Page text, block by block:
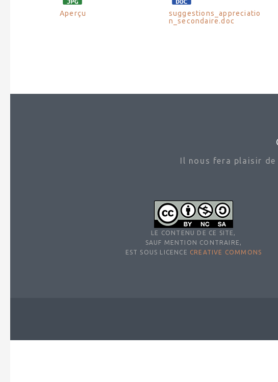
Aperçu
suggestions_appreciatio
n_secondaire.doc
Il nous fera plaisir de
LE CONTENU DE CE SITE,
SAUF MENTION CONTRAIRE,
EST SOUS LICENCE CREATIVE COMMONS